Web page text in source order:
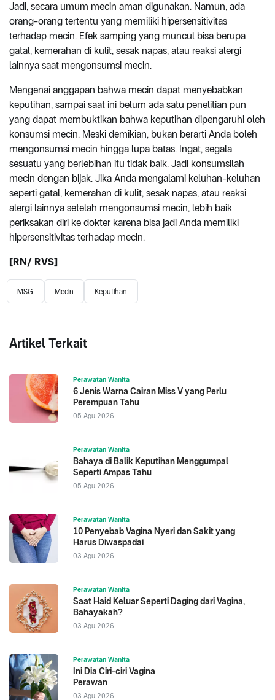
Jadi, secara umum mecin aman digunakan. Namun, ada
orang-orang tertentu yang memiliki hipersensitivitas
terhadap mecin. Efek samping yang muncul bisa berupa
gatal, kemerahan di kulit, sesak napas, atau reaksi alergi
lainnya saat mengonsumsi mecin.
Mengenai anggapan bahwa mecin dapat menyebabkan
keputihan, sampai saat ini belum ada satu penelitian pun
yang dapat membuktikan bahwa keputihan dipengaruhi oleh
konsumsi mecin. Meski demikian, bukan berarti Anda boleh
mengonsumsi mecin hingga lupa batas. Ingat, segala
sesuatu yang berlebihan itu tidak baik. Jadi konsumsilah
mecin dengan bijak. Jika Anda mengalami keluhan-keluhan
seperti gatal, kemerahan di kulit, sesak napas, atau reaksi
alergi lainnya setelah mengonsumsi mecin, lebih baik
periksakan diri ke dokter karena bisa jadi Anda memiliki
hipersensitivitas terhadap mecin.
[RN/ RVS]
MSG Mecin Keputihan
Artikel Terkait
Perawatan Wanita
6 Jenis Warna Cairan Miss V yang Perlu
Perempuan Tahu
05 Agu 2026
Perawatan Wanita
Bahaya di Balik Keputihan Menggumpal
Seperti Ampas Tahu
05 Agu 2026
Perawatan Wanita
10 Penyebab Vagina Nyeri dan Sakit yang
Harus Diwaspadai
03 Agu 2026
Perawatan Wanita
Saat Haid Keluar Seperti Daging dari Vagina,
Bahayakah?
03 Agu 2026
Perawatan Wanita
Ini Dia Ciri-ciri Vagina
Perawan
03 Agu 2026